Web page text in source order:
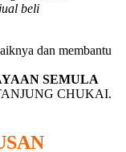
beli
dan membantu
SEMULA
CHUKAI.